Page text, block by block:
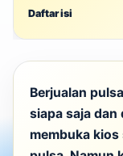
Daftar isi
Berjualan
siapa saja dan
membuka